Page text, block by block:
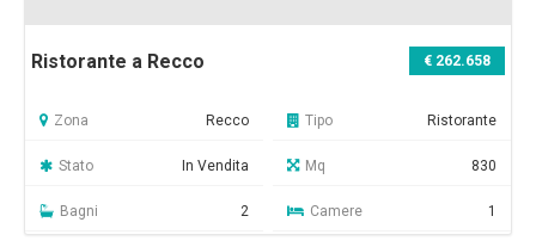
Ristorante a Recco € 262.658
Zona Recco Tipo Ristorante
Stato In Vendita Mq 830
Bagni 2 Camere 1